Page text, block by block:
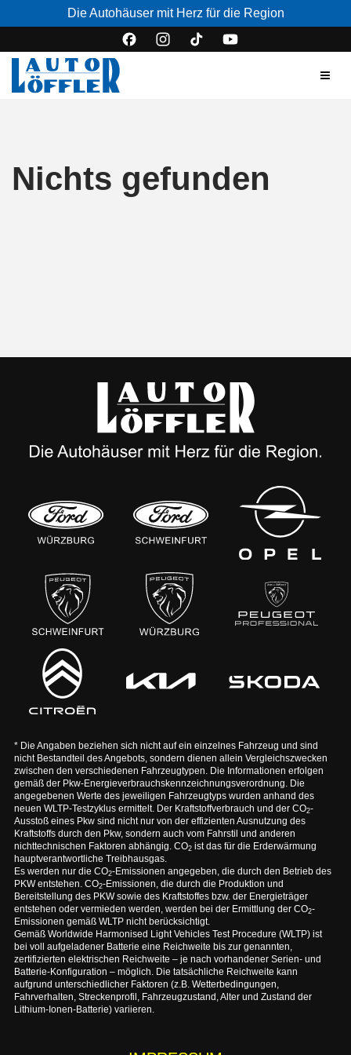
Die Autohäuser mit Herz für die Region
Nichts gefunden
* Die Angaben beziehen sich nicht auf ein einzelnes Fahrzeug und sind
nicht Bestandteil des Angebots, sondern dienen allein Vergleichszwecken
zwischen den verschiedenen Fahrzeugtypen. Die Informationen erfolgen
gemäß der Pkw-Energieverbrauchskennzeichnungsverordnung. Die
angegebenen Werte des jeweiligen Fahrzeugtyps wurden anhand des
neuen WLTP-Testzyklus ermittelt. Der Kraftstoffverbrauch und der CO2-
Ausstoß eines Pkw sind nicht nur von der effizienten Ausnutzung des
Kraftstoffs durch den Pkw, sondern auch vom Fahrstil und anderen
nichttechnischen Faktoren abhängig. CO2ist das für die Erderwärmung
hauptverantwortliche Treibhausgas.
Es werden nur die CO2-Emissionen angegeben, die durch den Betrieb des
PKW entstehen. CO2-Emissionen, die durch die Produktion und
Bereitstellung des PKW sowie des Kraftstoffes bzw. der Energieträger
entstehen oder vermieden werden, werden bei der Ermittlung der CO2-
Emissionen gemäß WLTP nicht berücksichtigt.
Gemäß Worldwide Harmonised Light Vehicles Test Procedure (WLTP) ist
bei voll aufgeladener Batterie eine Reichweite bis zur genannten,
zertifizierten elektrischen Reichweite – je nach vorhandener Serien- und
Batterie-Konfiguration – möglich. Die tatsächliche Reichweite kann
aufgrund unterschiedlicher Faktoren (z.B. Wetterbedingungen,
Fahrverhalten, Streckenprofil, Fahrzeugzustand, Alter und Zustand der
Lithium-Ionen-Batterie) variieren.